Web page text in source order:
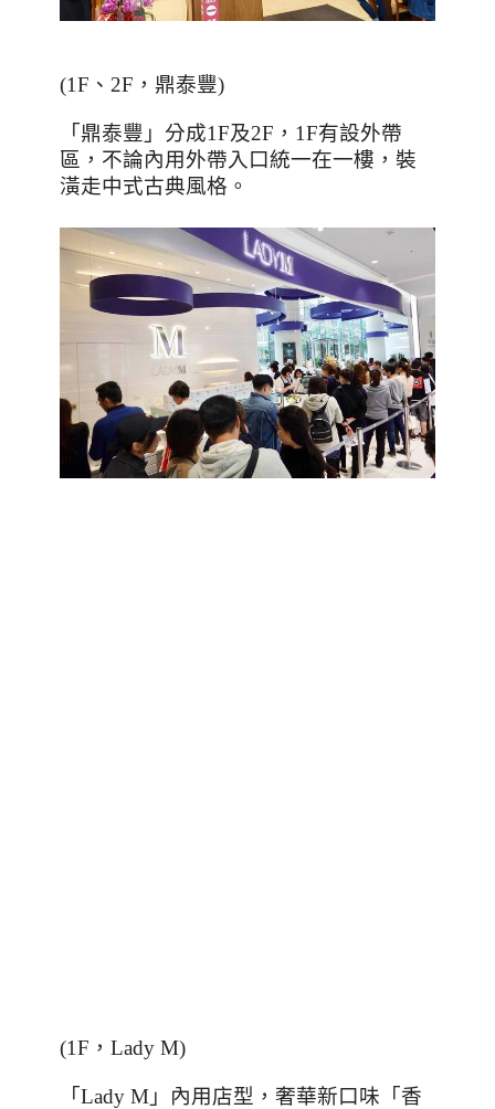
(1F 、 2F ，鼎泰豐)
「鼎泰豐」分成1F及2F ，1F有設外帶
區，不論內用外帶入口統一在一樓，裝
潢走中式古典風格。
(1F ， Lady M)
「Lady M 」內用店型，奢華新口味「香